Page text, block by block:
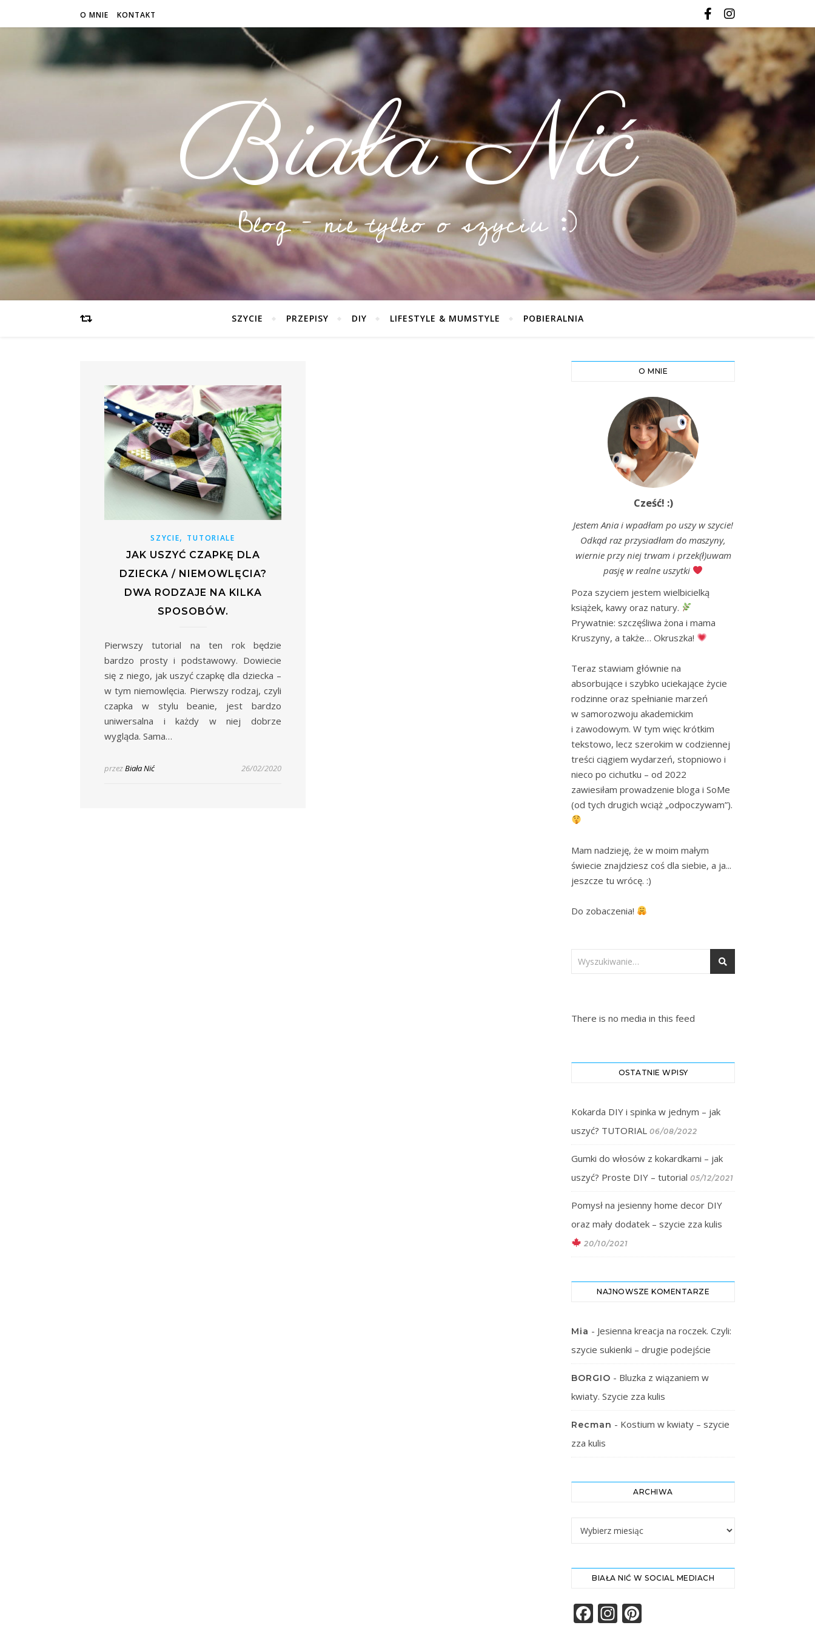
O MNIE KONTAKT
Biała Nić
Blog – nie tylko o szyciu :)
SZYCIE PRZEPISY DIY LIFESTYLE & MUMSTYLE POBIERALNIA
SZYCIE, TUTORIALE
JAK USZYĆ CZAPKĘ DLA
DZIECKA / NIEMOWLĘCIA?
DWA RODZAJE NA KILKA
SPOSOBÓW.
Pierwszy tutorial na ten rok będzie
bardzo prosty i podstawowy. Dowiecie
się z niego, jak uszyć czapkę dla dziecka –
w tym niemowlęcia. Pierwszy rodzaj, czyli
czapka w stylu beanie, jest bardzo
uniwersalna i każdy w niej dobrze
wygląda. Sama…
przezBiała Nić 26/02/2020
O MNIE
Cześć! :)
Jestem Ania i wpadłam po uszy w szycie!
Odkąd raz przysiadłam do maszyny,
wiernie przy niej trwam i przek(ł)uwam
pasję w realne uszytki
Poza szyciem jestem wielbicielką
książek, kawy oraz natury.
Prywatnie: szczęśliwa żona i mama
Kruszyny, a także… Okruszka!
Teraz stawiam głównie na
absorbujące i szybko uciekające życie
rodzinne oraz spełnianie marzeń
w samorozwoju akademickim
i zawodowym. W tym więc krótkim
tekstowo, lecz szerokim w codziennej
treści ciągiem wydarzeń, stopniowo i
nieco po cichutku – od 2022
zawiesiłam prowadzenie bloga i SoMe
(od tych drugich wciąż „odpoczywam”).
Mam nadzieję, że w moim małym
świecie znajdziesz coś dla siebie, a ja...
jeszcze tu wrócę. :)
Do zobaczenia!
There is no media in this feed
OSTATNIE WPISY
Kokarda DIY i spinka w jednym – jak
uszyć? TUTORIAL 06/08/2022
Gumki do włosów z kokardkami – jak
uszyć? Proste DIY – tutorial 05/12/2021
Pomysł na jesienny home decor DIY
oraz mały dodatek – szycie zza kulis
20/10/2021
NAJNOWSZE KOMENTARZE
Mia - Jesienna kreacja na roczek. Czyli:
szycie sukienki – drugie podejście
BORGIO - Bluzka z wiązaniem w
kwiaty. Szycie zza kulis
Recman - Kostium w kwiaty – szycie
zza kulis
ARCHIWA
BIAŁA NIĆ W SOCIAL MEDIACH
Facebook
Instagram